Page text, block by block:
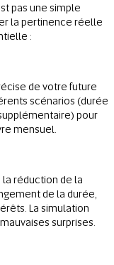
pas une simple
la pertinence réelle
:
de votre future
scénarios (durée
pour
mensuel.
la réduction de la
de la durée,
La simulation
surprises.